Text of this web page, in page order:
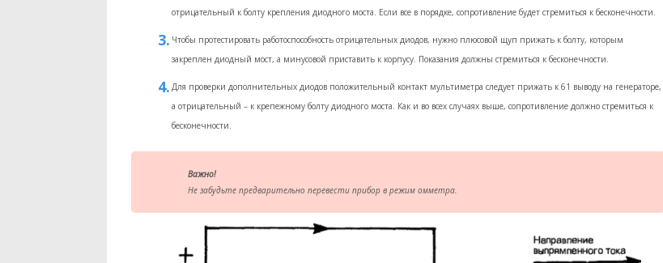
отрицательный к болту крепления диодного моста. Если все в порядке, сопротивление будет стремиться к бесконечности.
Чтобы протестировать работоспособность отрицательных диодов, нужно плюсовой щуп прижать к болту, которым
закреплен диодный мост, а минусовой приставить к корпусу. Показания должны стремиться к бесконечности.
Для проверки дополнительных диодов положительный контакт мультиметра следует прижать к 61 выводу на генераторе,
а отрицательный – к крепежному болту диодного моста. Как и во всех случаях выше, сопротивление должно стремиться к
бесконечности.
Важно!
Не забудьте предварительно перевести прибор в режим омметра.